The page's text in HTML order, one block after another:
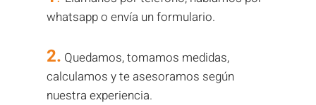
whatsapp o envía un formulario.
2. Quedamos, tomamos medidas,
calculamos y te asesoramos según
nuestra experiencia.